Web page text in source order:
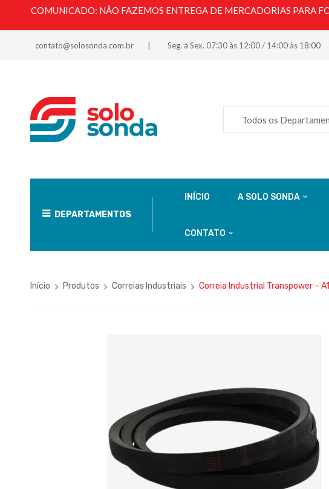
COMUNICADO: NÃO FAZEMOS ENTREGA DE MERCADORIAS PARA
contato@solosonda.com.br Seg. a Sex. 07:30 às 12:00 / 14:00 às 18:00
Todos os
DEPARTAMENTOS
INÍCIO A SOLO SONDA
CONTATO
Início Produtos Correias Industriais Correia Industrial Transpower –